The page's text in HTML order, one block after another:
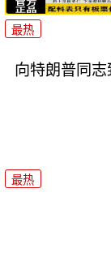
最热
向特朗普同志
最热